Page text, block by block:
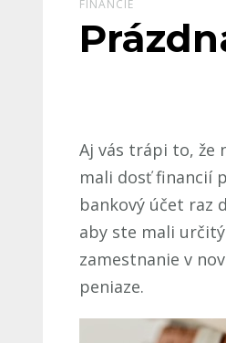
FINANCIE
Aj vás trápi to, že
mali dosť financií
bankový účet raz
aby ste mali
zamestnanie v
peniaze.